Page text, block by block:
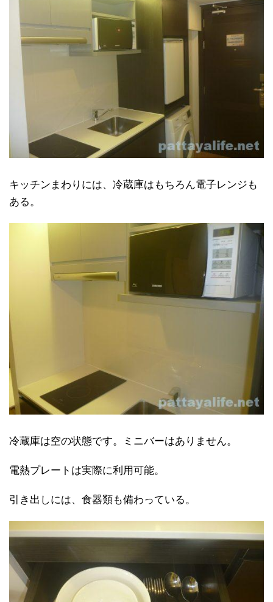
キッチンまわりには、冷蔵庫はもちろん電子レンジも
ある。
冷蔵庫は空の状態です。ミニバーはありません。
電熱プレートは実際に利用可能。
引き出しには、食器類も備わっている。